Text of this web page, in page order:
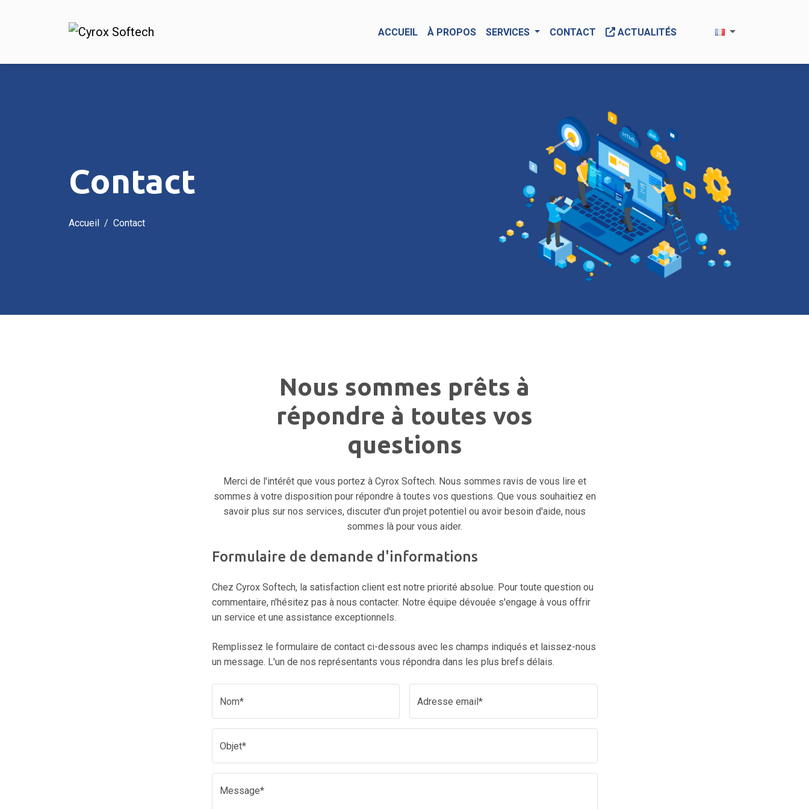
ACCUEIL À PROPOS SERVICES CONTACT ACTUALITÉS
Contact
Accueil Contact
Nous sommes prêts à
répondre à toutes vos
questions
Merci de l'intérêt que vous portez à Cyrox Softech. Nous sommes ravis de vous lire et
sommes à votre disposition pour répondre à toutes vos questions. Que vous souhaitiez en
savoir plus sur nos services, discuter d'un projet potentiel ou avoir besoin d'aide, nous
sommes là pour vous aider.
Formulaire de demande d'informations
Chez Cyrox Softech, la satisfaction client est notre priorité absolue. Pour toute question ou
commentaire, n'hésitez pas à nous contacter. Notre équipe dévouée s'engage à vous offrir
un service et une assistance exceptionnels.
Remplissez le formulaire de contact ci-dessous avec les champs indiqués et laissez-nous
un message. L'un de nos représentants vous répondra dans les plus brefs délais.
Nom* Adresse email*
Objet*
Message*